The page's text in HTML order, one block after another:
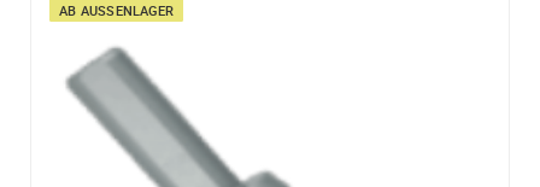
Ihre Anschrift
Firma:
AB AUSSENLAGER